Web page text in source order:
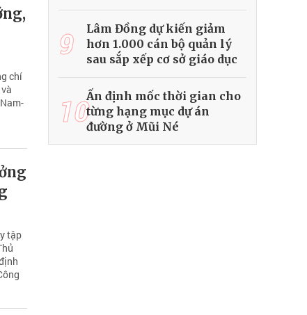
chí
tập
9
Lâm Đồng dự kiến giảm
hơn 1.000 cán bộ quản lý
sau sắp xếp cơ sở giáo dục
10Ấn định mốc thời gian cho
từng hạng mục dự án
đường ở Mũi Né